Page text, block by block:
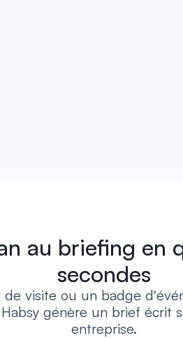
au briefing en
secondes
de visite ou un badge
génère un brief écrit
entreprise.